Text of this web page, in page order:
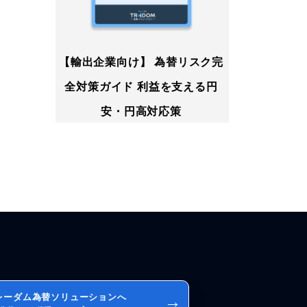
【輸出企業向け】 為替リスク完
全対策ガイド 利益を支える円
安・円高対応策
ーダム為替ソリューションへ →